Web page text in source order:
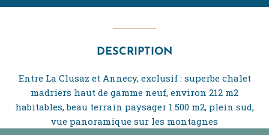
DESCRIPTION
Entre La Clusaz et Annecy, exclusif : superbe chalet
madriers haut de gamme neuf, environ 212 m2
habitables, beau terrain paysager 1.500 m2, plein sud,
vue panoramique sur les montagnes